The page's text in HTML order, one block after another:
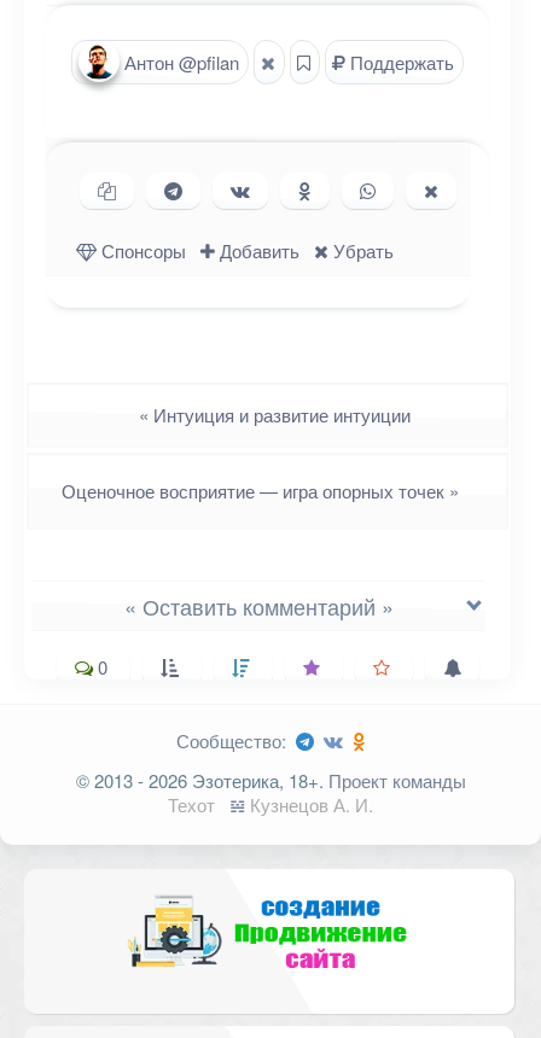
Антон @pfilan Поддержать
Копировать ссылку
Поделиться в Telegram
Поделиться ВКонтакте
Поделиться в
Одноклассниках
Поделиться в
WhatsApp
в X (Twitter)
Спонсоры
Добавить Убрать
« Интуиция и развитие интуиции
Оценочное восприятие — игра опорных точек »
« Оставить комментарий »
Ваш адрес email не будет
опубликован.
Обязательные поля
Комментарий
0
Сообщество:
© 2013 - 2026 Эзотерика, 18+. Проект команды
Техот
𝌴 Кузнецов А. И.